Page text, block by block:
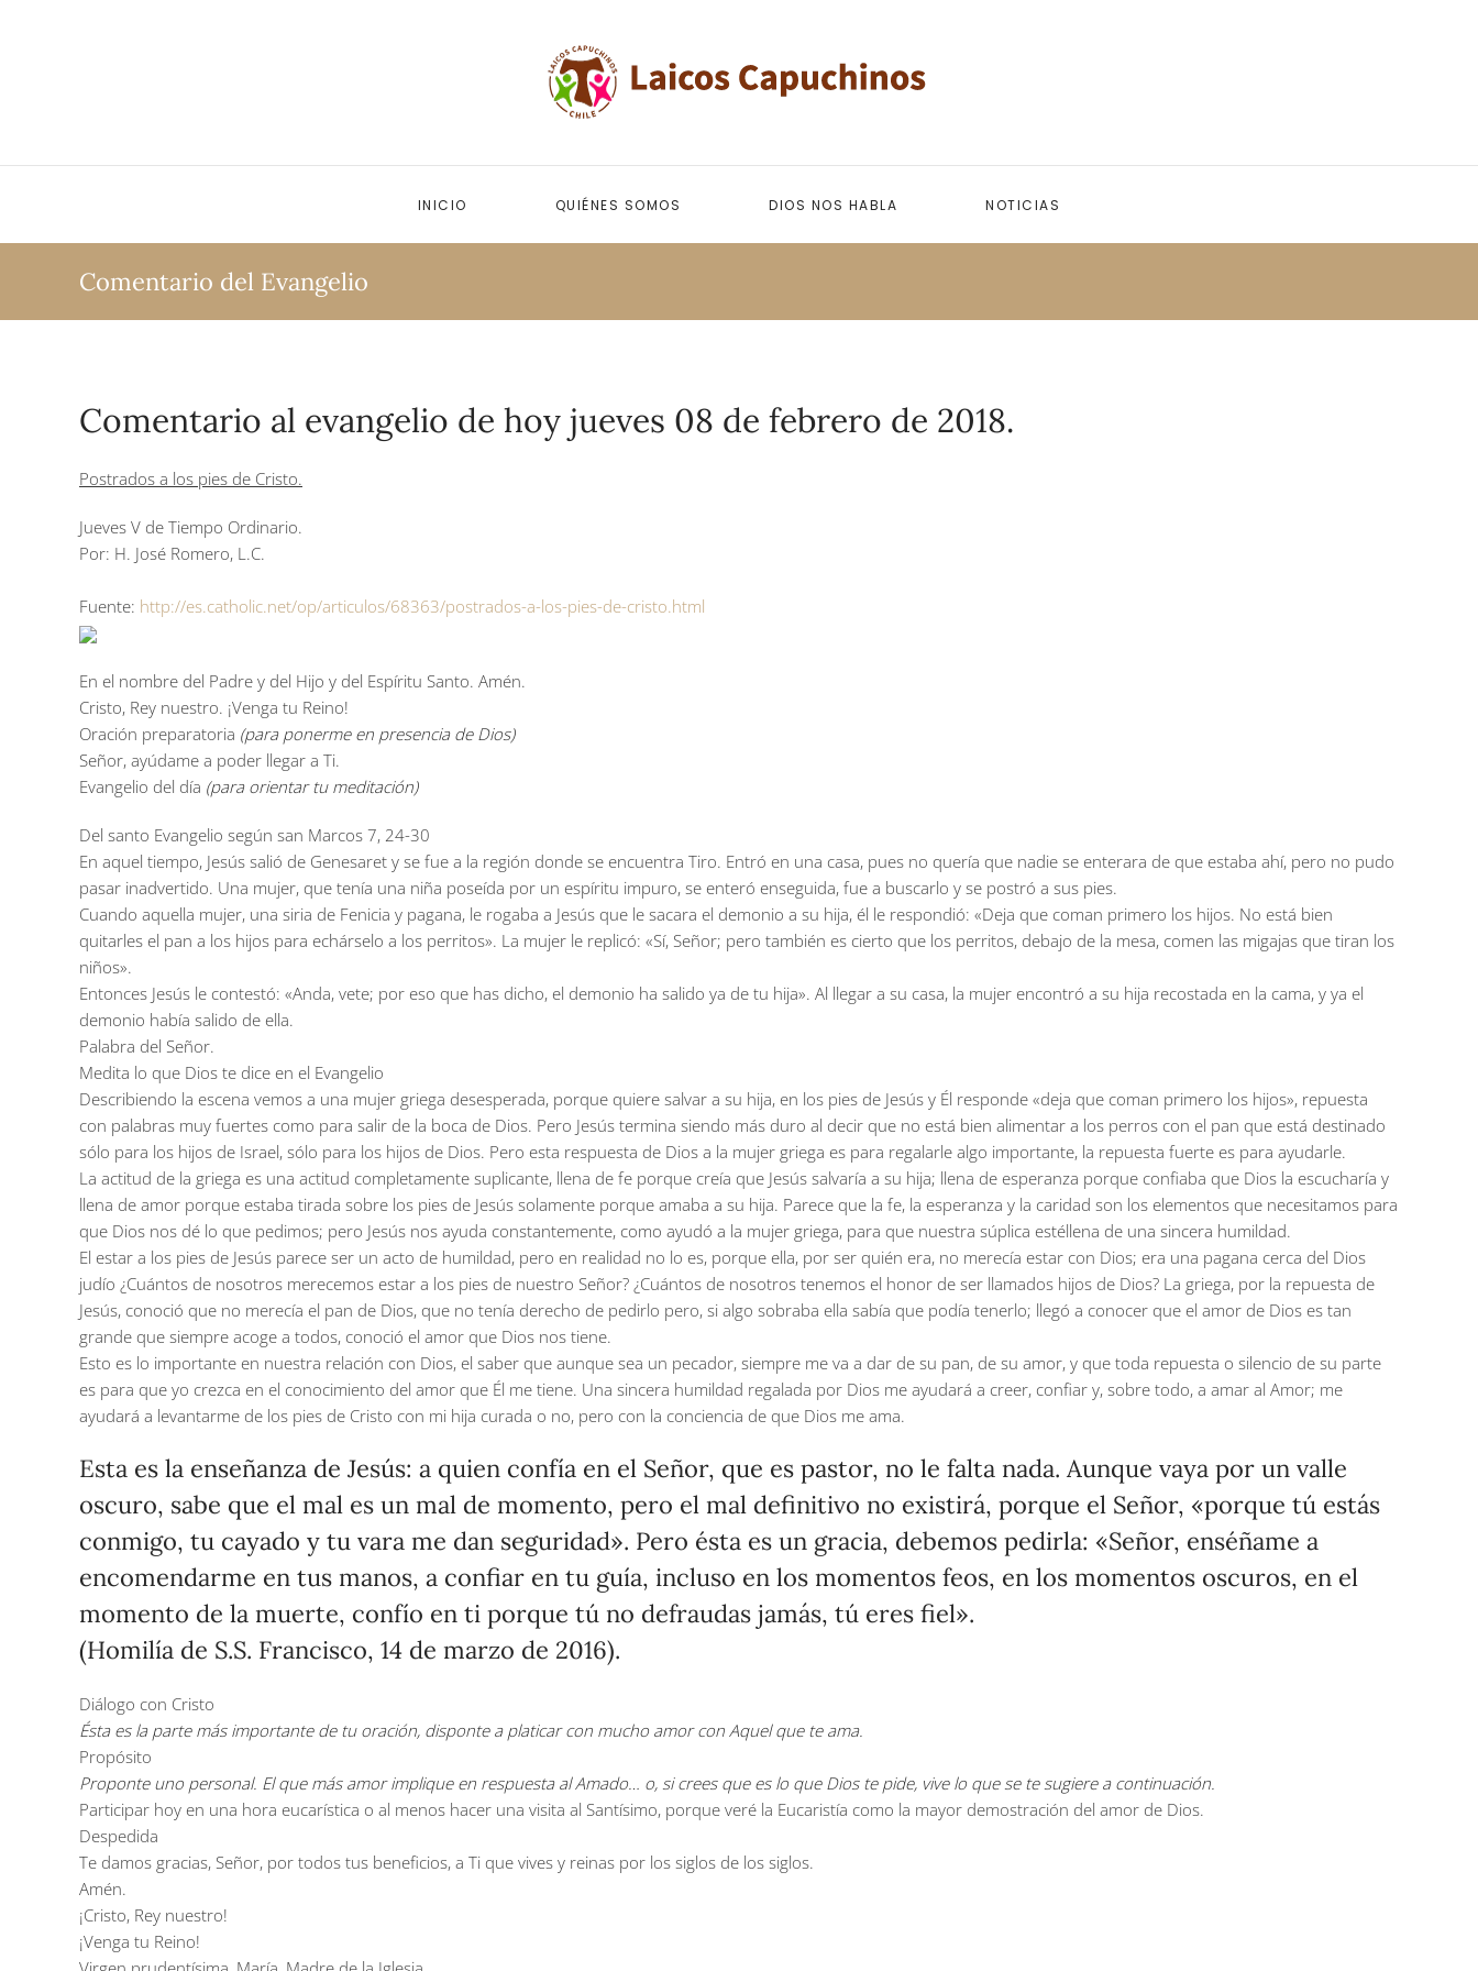
INICIO QUIÉNES SOMOS DIOS NOS HABLA NOTICIAS
Comentario del Evangelio
Comentario al evangelio de hoy jueves 08 de febrero de 2018.
Postrados a los pies de Cristo.
Jueves V de Tiempo Ordinario.
Por: H. José Romero, L.C.
Fuente: http://es.catholic.net/op/articulos/68363/postrados-a-los-pies-de-cristo.html
En el nombre del Padre y del Hijo y del Espíritu Santo. Amén.
Cristo, Rey nuestro. ¡Venga tu Reino!
Oración preparatoria (para ponerme en presencia de Dios)
Señor, ayúdame a poder llegar a Ti.
Evangelio del día (para orientar tu meditación)
Del santo Evangelio según san Marcos 7, 24-30
En aquel tiempo, Jesús salió de Genesaret y se fue a la región donde se encuentra Tiro. Entró en una casa, pues no quería que nadie se enterara de que estaba ahí, pero no pudo
pasar inadvertido. Una mujer, que tenía una niña poseída por un espíritu impuro, se enteró enseguida, fue a buscarlo y se postró a sus pies.
Cuando aquella mujer, una siria de Fenicia y pagana, le rogaba a Jesús que le sacara el demonio a su hija, él le respondió: «Deja que coman primero los hijos. No está bien
quitarles el pan a los hijos para echárselo a los perritos». La mujer le replicó: «Sí, Señor; pero también es cierto que los perritos, debajo de la mesa, comen las migajas que tiran los
niños».
Entonces Jesús le contestó: «Anda, vete; por eso que has dicho, el demonio ha salido ya de tu hija». Al llegar a su casa, la mujer encontró a su hija recostada en la cama, y ya el
demonio había salido de ella.
Palabra del Señor.
Medita lo que Dios te dice en el Evangelio
Describiendo la escena vemos a una mujer griega desesperada, porque quiere salvar a su hija, en los pies de Jesús y Él responde «deja que coman primero los hijos», repuesta
con palabras muy fuertes como para salir de la boca de Dios. Pero Jesús termina siendo más duro al decir que no está bien alimentar a los perros con el pan que está destinado
sólo para los hijos de Israel, sólo para los hijos de Dios. Pero esta respuesta de Dios a la mujer griega es para regalarle algo importante, la repuesta fuerte es para ayudarle.
La actitud de la griega es una actitud completamente suplicante, llena de fe porque creía que Jesús salvaría a su hija; llena de esperanza porque confiaba que Dios la escucharía y
llena de amor porque estaba tirada sobre los pies de Jesús solamente porque amaba a su hija. Parece que la fe, la esperanza y la caridad son los elementos que necesitamos para
que Dios nos dé lo que pedimos; pero Jesús nos ayuda constantemente, como ayudó a la mujer griega, para que nuestra súplica estéllena de una sincera humildad.
El estar a los pies de Jesús parece ser un acto de humildad, pero en realidad no lo es, porque ella, por ser quién era, no merecía estar con Dios; era una pagana cerca del Dios
judío ¿Cuántos de nosotros merecemos estar a los pies de nuestro Señor? ¿Cuántos de nosotros tenemos el honor de ser llamados hijos de Dios? La griega, por la repuesta de
Jesús, conoció que no merecía el pan de Dios, que no tenía derecho de pedirlo pero, si algo sobraba ella sabía que podía tenerlo; llegó a conocer que el amor de Dios es tan
grande que siempre acoge a todos, conoció el amor que Dios nos tiene.
Esto es lo importante en nuestra relación con Dios, el saber que aunque sea un pecador, siempre me va a dar de su pan, de su amor, y que toda repuesta o silencio de su parte
es para que yo crezca en el conocimiento del amor que Él me tiene. Una sincera humildad regalada por Dios me ayudará a creer, confiar y, sobre todo, a amar al Amor; me
ayudará a levantarme de los pies de Cristo con mi hija curada o no, pero con la conciencia de que Dios me ama.
Esta es la enseñanza de Jesús: a quien confía en el Señor, que es pastor, no le falta nada. Aunque vaya por un valle
oscuro, sabe que el mal es un mal de momento, pero el mal definitivo no existirá, porque el Señor, «porque tú estás
conmigo, tu cayado y tu vara me dan seguridad». Pero ésta es un gracia, debemos pedirla: «Señor, enséñame a
encomendarme en tus manos, a confiar en tu guía, incluso en los momentos feos, en los momentos oscuros, en el
momento de la muerte, confío en ti porque tú no defraudas jamás, tú eres fiel».
(Homilía de S.S. Francisco, 14 de marzo de 2016).
Diálogo con Cristo
Ésta es la parte más importante de tu oración, disponte a platicar con mucho amor con Aquel que te ama.
Propósito
Proponte uno personal. El que más amor implique en respuesta al Amado… o, si crees que es lo que Dios te pide, vive lo que se te sugiere a continuación.
Participar hoy en una hora eucarística o al menos hacer una visita al Santísimo, porque veré la Eucaristía como la mayor demostración del amor de Dios.
Despedida
Te damos gracias, Señor, por todos tus beneficios, a Ti que vives y reinas por los siglos de los siglos.
Amén.
¡Cristo, Rey nuestro!
¡Venga tu Reino!